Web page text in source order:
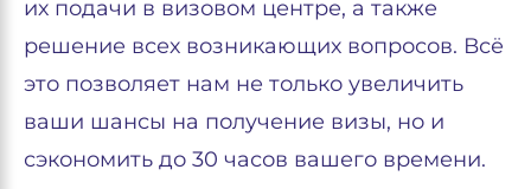
их подачи в визовом центре, а также
решение всех возникающих вопросов. Всё
это позволяет нам не только увеличить
ваши шансы на получение визы, но и
сэкономить до 30 часов вашего времени.